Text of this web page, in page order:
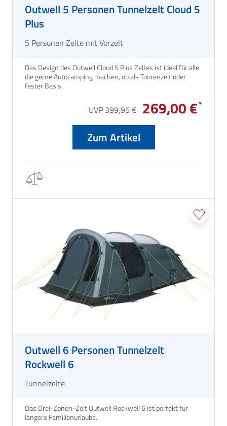
Outwell 5 Personen Tunnelzelt Cloud 5
Plus
5 Personen Zelte mit Vorzelt
Das Design des Outwell Cloud 5 Plus Zeltes ist ideal für alle
die gerne Autocamping machen, ob als Tourenzelt oder
UVP 399,95 € 269,00 €
Zum Artikel
Outwell 6 Personen Tunnelzelt
Rockwell 6
Tunnelzelte
Das Drei-Zonen-Zelt Outwell Rockwell 6 ist perfekt für